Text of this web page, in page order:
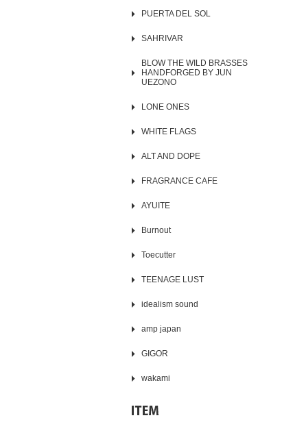
PUERTA DEL SOL
SAHRIVAR
BLOW THE WILD BRASSES
HANDFORGED BY JUN
UEZONO
LONE ONES
WHITE FLAGS
ALT AND DOPE
FRAGRANCE CAFE
AYUITE
Burnout
Toecutter
TEENAGE LUST
idealism sound
amp japan
GIGOR
wakami